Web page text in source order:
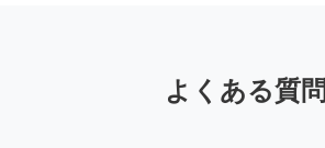
よくある質問